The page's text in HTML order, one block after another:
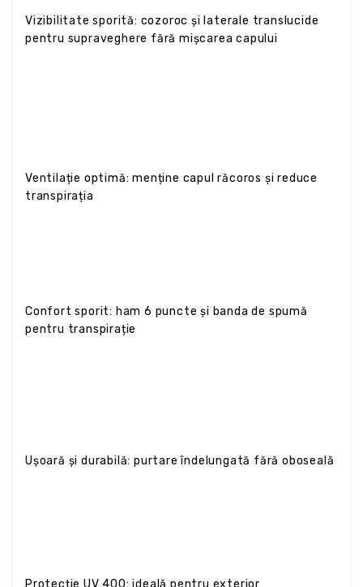
Vizibilitate sporită: cozoroc și laterale translucide
pentru supraveghere fără mișcarea capului
Ventilație optimă: menține capul răcoros și reduce
transpirația
Confort sporit: ham 6 puncte și banda de spumă
pentru transpirație
Ușoară și durabilă: purtare îndelungată fără oboseală
Protecție UV 400: ideală pentru exterior